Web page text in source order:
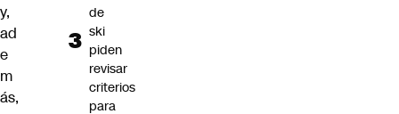
y,
ad
e
m
ás,
de
ski
piden
revisar
criterios
para